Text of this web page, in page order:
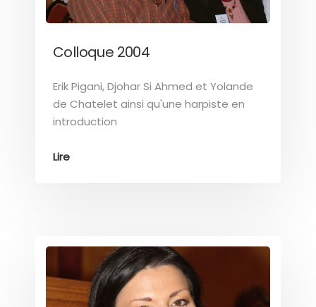
Colloque 2004
Erik Pigani, Djohar Si Ahmed et Yolande
de Chatelet ainsi qu'une harpiste en
introduction
Lire